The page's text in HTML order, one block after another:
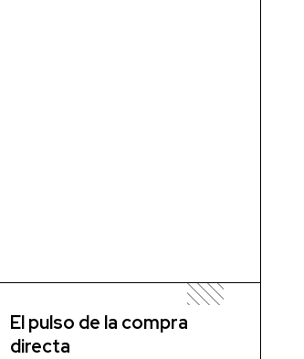
El pulso de la compra
directa